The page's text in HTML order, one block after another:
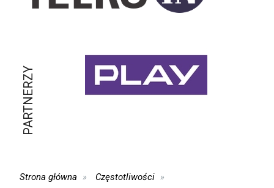
PARTNERZY
Strona główna
Częstotliwości